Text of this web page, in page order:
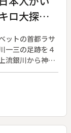
ロ大探険
ットの首都ラサ
一三の足跡を４
流銀川から神秘
グリ峠のけわし
寺では内部を